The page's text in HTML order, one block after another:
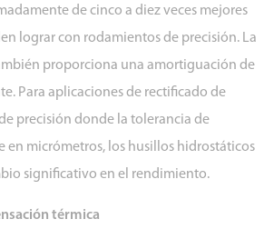
de cinco a diez veces mejores
lograr con rodamientos de precisión. La
proporciona una amortiguación de
Para aplicaciones de rectificado de
precisión donde la tolerancia de
en micrómetros, los husillos hidrostáticos
significativo en el rendimiento.
térmica